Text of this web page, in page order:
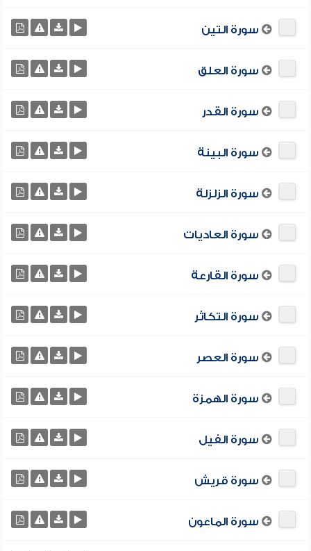
سورة التين
سورة العلق
سورة القدر
سورة البينة
سورة الزلزلة
سورة العاديات
سورة القارعة
سورة التكاثر
سورة العصر
سورة الهمزة
سورة الفيل
سورة قريش
سورة الماعون